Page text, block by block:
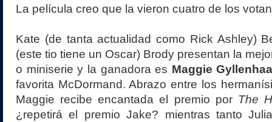
La película creo que la vieron cuatro de los
Kate (de tanta actualidad como Rick Ashley)
(este tio tiene un Oscar) Brody presentan la
o miniserie y la ganadora es Maggie
favorita McDormand. Abrazo entre los
Maggie recibe encantada el premio por The
¿repetirá el premio Jake? mientras tanto